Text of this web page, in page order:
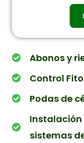
Abonos y
Control
Podas de
sistemas